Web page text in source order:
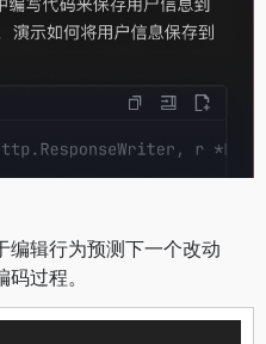
编辑行为预测下一个改动
过程。